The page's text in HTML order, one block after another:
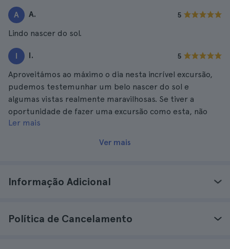
A A. 5
Lindo nascer do sol.
I I. 5
Aproveitámos ao máximo o dia nesta incrível excursão,
pudemos testemunhar um belo nascer do sol e
algumas vistas realmente maravilhosas. Se tiver a
oportunidade de fazer uma excursão como esta, não
hesite, ela é bastante completa e visitará lugares muito
Ler mais
Ver mais
Informação Adicional
Política de Cancelamento